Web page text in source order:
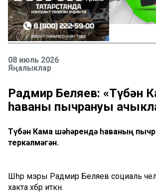
08 июль 2026
Яңалыклар
Радмир Беляев: «Түбән
һаваның пычрануы
Түбән Кама шәһәрендә һаваның
теркәлмәгән.
Шәһәр мэры Радмир Беляев социаль
хакта хәбәр иткән.